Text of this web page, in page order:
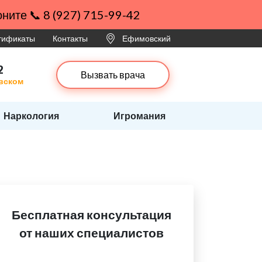
📞 8 (927) 715-99-42
Контакты Ефимовский
Вызвать врача
Наркология Игромания
Бесплатная консультация
от наших специалистов